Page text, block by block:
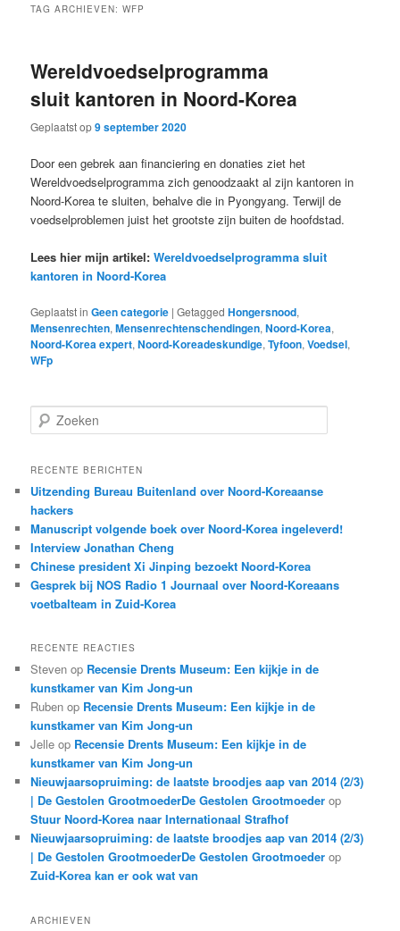
TAG ARCHIEVEN:WFP
Wereldvoedselprogramma
sluit kantoren in Noord-Korea
Geplaatst op9 september 2020
Door een gebrek aan financiering en donaties ziet het
Wereldvoedselprogramma zich genoodzaakt al zijn kantoren in
Noord-Korea te sluiten, behalve die in Pyongyang. Terwijl de
voedselproblemen juist het grootste zijn buiten de hoofdstad.
Lees hier mijn artikel:Wereldvoedselprogramma sluit
kantoren in Noord-Korea
Geplaatst in Geen categorie |Getagged Hongersnood,
Mensenrechten,Mensenrechtenschendingen,Noord-Korea,
Noord-Korea expert,Noord-Koreadeskundige,Tyfoon,Voedsel,
WFp
o
k
n
RECENTE BERICHTEN
Uitzending Bureau Buitenland over Noord-Koreaanse
hackers
Manuscript volgende boek over Noord-Korea ingeleverd!
Interview Jonathan Cheng
Chinese president Xi Jinping bezoekt Noord-Korea
Gesprek bij NOS Radio 1 Journaal over Noord-Koreaans
voetbalteam in Zuid-Korea
RECENTE REACTIES
Steven op Recensie Drents Museum: Een kijkje in de
kunstkamer van Kim Jong-un
Ruben op Recensie Drents Museum: Een kijkje in de
kunstkamer van Kim Jong-un
Jelle op Recensie Drents Museum: Een kijkje in de
kunstkamer van Kim Jong-un
Nieuwjaarsopruiming: de laatste broodjes aap van 2014 (2/3)
| De Gestolen GrootmoederDe Gestolen Grootmoeder op
Stuur Noord-Korea naar Internationaal Strafhof
Nieuwjaarsopruiming: de laatste broodjes aap van 2014 (2/3)
| De Gestolen GrootmoederDe Gestolen Grootmoeder op
Zuid-Korea kan er ook wat van
ARCHIEVEN